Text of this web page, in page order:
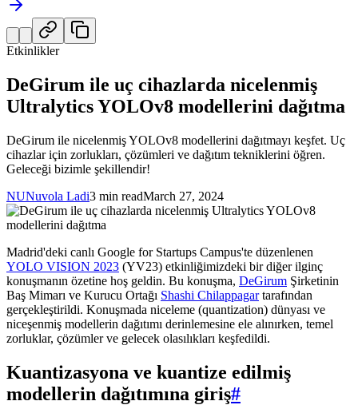
Etkinlikler
DeGirum ile uç cihazlarda nicelenmiş
Ultralytics YOLOv8 modellerini dağıtma
DeGirum ile nicelenmiş YOLOv8 modellerini dağıtmayı keşfet. Uç
cihazlar için zorlukları, çözümleri ve dağıtım tekniklerini öğren.
Geleceği bizimle şekillendir!
NUNuvola Ladi3 min readMarch 27, 2024
Madrid'deki canlı Google for Startups Campus'te düzenlenen
YOLO VISION 2023 (YV23) etkinliğimizdeki bir diğer ilginç
konuşmanın özetine hoş geldin. Bu konuşma, DeGirum Şirketinin
Baş Mimarı ve Kurucu Ortağı Shashi Chilappagartarafından
gerçekleştirildi. Konuşmada niceleme (quantization) dünyası ve
niceşenmiş modellerin dağıtımı derinlemesine ele alınırken, temel
zorluklar, çözümler ve gelecek olasılıkları keşfedildi.
Kuantizasyona ve kuantize edilmiş
modellerin dağıtımına giriş#